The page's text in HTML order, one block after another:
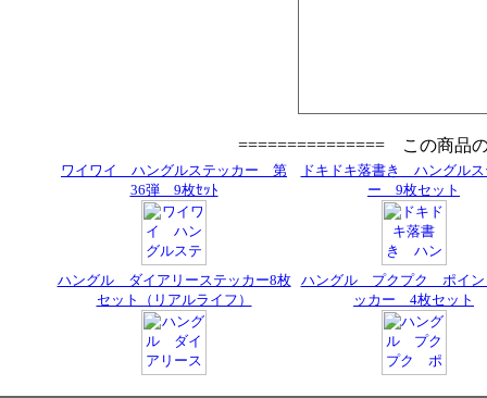
=============== この商品
ワイワイ ハングルステッカー 第
36弾 9枚ｾｯﾄ
ドキドキ落書き ハングルス
ー 9枚セット
ハングル ダイアリーステッカー8枚
セット（リアルライフ）
ハングル プクプク ポイン
ッカー 4枚セット